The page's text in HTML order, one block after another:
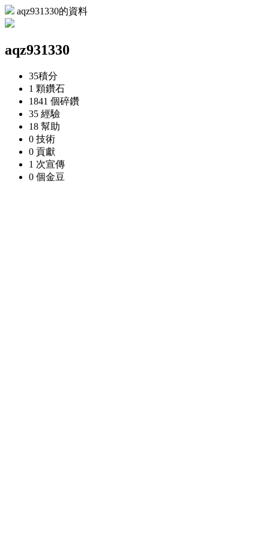
aqz931330的資料
aqz931330
35積分
1 顆鑽石
1841 個碎鑽
35 經驗
18 幫助
0 技術
0 貢獻
1 次宣傳
0 個金豆